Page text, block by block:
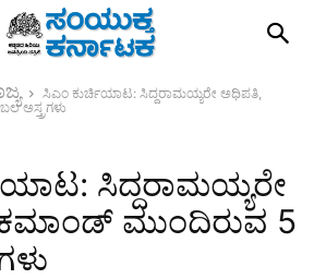
ಸಿಎಂ ಕುರ್ಚಿಯಾಟ: ಸಿದ್ದರಾಮಯ್ಯರೇ ಅಧಿಪತಿ,
ಅಸ್ತ್ರಗಳು
ಸಿದ್ದರಾಮಯ್ಯರೇ
ಮುಂದಿರುವ 5